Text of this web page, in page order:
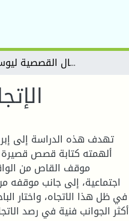
الإتجاه الواقعي في الأعمال القصصية ليوسف إدريس
تهدف هذه الدراسة إلى
ألهمته كتابة قصص
موقف القاص من
اجتماعية، إلى جانب موقفه
في ظل هذا الاتجاه، واختار
أكثر الجوانب فنية في رصد